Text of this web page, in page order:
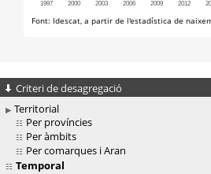
Criteri de desagregació
Territorial
Per províncies
Per àmbits
Per comarques i Aran
Temporal